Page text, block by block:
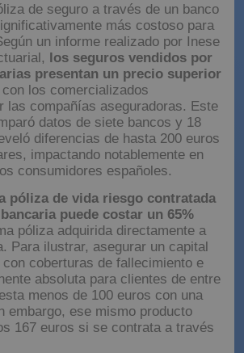
de seguro a través de un banco
más costoso para
un informe realizado por Inese
los seguros vendidos por
presentan un precio superior
los comercializados
las compañías aseguradoras. Este
datos de siete bancos y 18
diferencias de hasta 200 euros
impactando notablemente en
consumidores españoles.
póliza de vida riesgo contratada
puede costar un 65%
póliza adquirida directamente a
Para ilustrar, asegurar un capital
coberturas de fallecimiento e
absoluta para clientes de entre
menos de 100 euros con una
embargo, ese mismo producto
167 euros si se contrata a través